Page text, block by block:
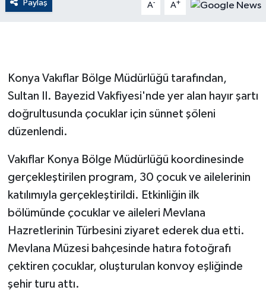
Paylaş A- A+
Konya Vakıflar Bölge Müdürlüğü tarafından,
Sultan II. Bayezid Vakfiyesi'nde yer alan hayır şartı
doğrultusunda çocuklar için sünnet şöleni
düzenlendi.
Vakıflar Konya Bölge Müdürlüğü koordinesinde
gerçekleştirilen program, 30 çocuk ve ailelerinin
katılımıyla gerçekleştirildi. Etkinliğin ilk
bölümünde çocuklar ve aileleri Mevlana
Hazretlerinin Türbesini ziyaret ederek dua etti.
Mevlana Müzesi bahçesinde hatıra fotoğrafı
çektiren çocuklar, oluşturulan konvoy eşliğinde
şehir turu attı.
Finans
GENEL
GÜNDEM
Güvenlik
İNSAN
İş Dünyası
Jandarma